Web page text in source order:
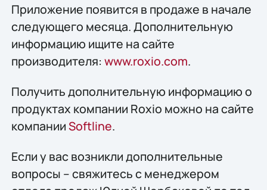
Приложение появится в продаже в начале
следующего месяца. Дополнительную
информацию ищите на сайте
производителя: www.roxio.com.
Получить дополнительную информацию о
продуктах компании Roxio можно на сайте
компанииSoftline.
Если у вас возникли дополнительные
вопросы – свяжитесь с менеджером